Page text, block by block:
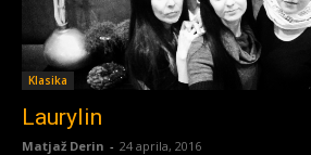
Klasika
Laurylin
Matjaž Derin - 24 aprila, 2016